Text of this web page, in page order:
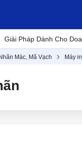
Giải Pháp Dành Cho
Mác, Mã Vạch Máy